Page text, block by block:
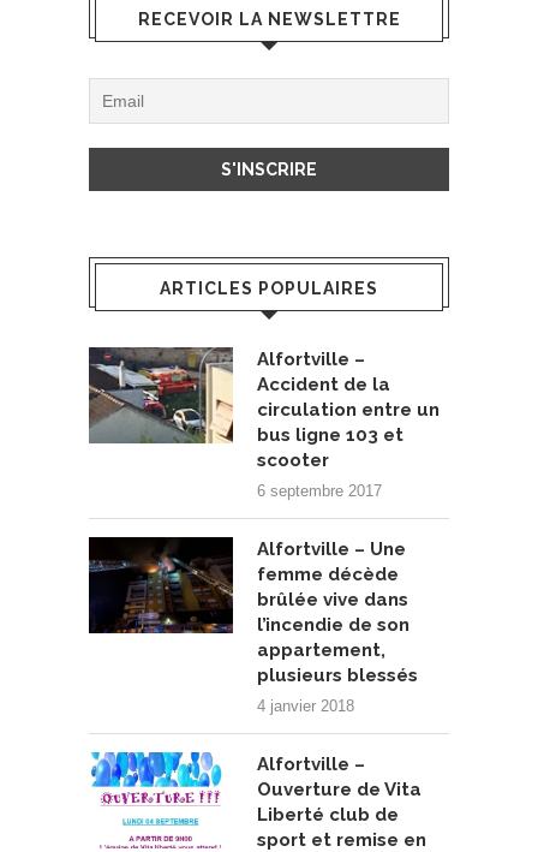
RECEVOIR LA NEWSLETTRE
ARTICLES POPULAIRES
Alfortville –
Accident de la
circulation entre un
bus ligne 103 et
scooter
6 septembre 2017
Alfortville – Une
femme décède
brûlée vive dans
l’incendie de son
appartement,
plusieurs blessés
4 janvier 2018
Alfortville –
Ouverture de Vita
Liberté club de
sport et remise en